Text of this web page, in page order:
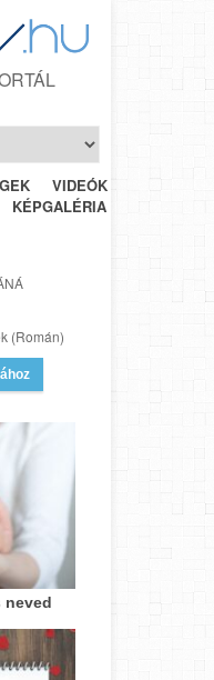
VIDEÓK
HÉTRŐL-
KÉPGALÉRIA
(Román)
neved